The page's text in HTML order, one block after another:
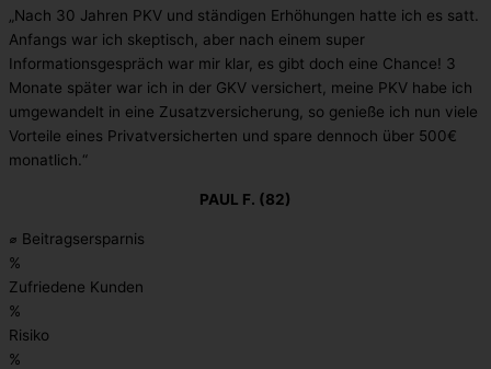
„Nach 30 Jahren PKV und ständigen Erhöhungen hatte ich es satt.
Anfangs war ich skeptisch, aber nach einem super
Informationsgespräch war mir klar, es gibt doch eine Chance! 3
Monate später war ich in der GKV versichert, meine PKV habe ich
umgewandelt in eine Zusatzversicherung, so genieße ich nun viele
Vorteile eines Privatversicherten und spare dennoch über 500€
monatlich.“
PAUL F. (82)
⌀ Beitragsersparnis
%
Zufriedene Kunden
%
Risiko
%